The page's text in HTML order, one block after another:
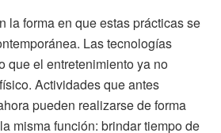
la forma en que estas prácticas se
Las tecnologías
que el entretenimiento ya no
Actividades que antes
pueden realizarse de forma
misma función: brindar tiempo de